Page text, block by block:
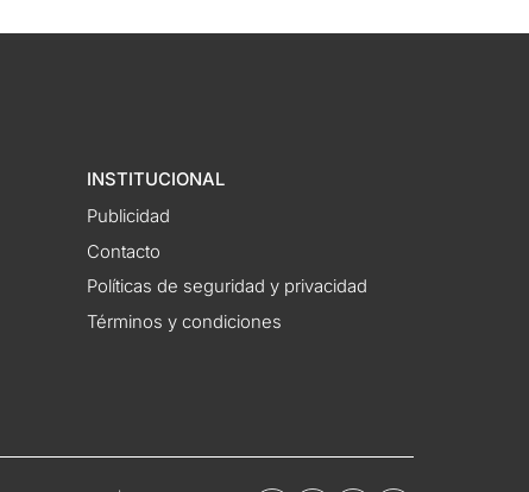
INSTITUCIONAL
Publicidad
Contacto
Políticas de seguridad y privacidad
Términos y condiciones